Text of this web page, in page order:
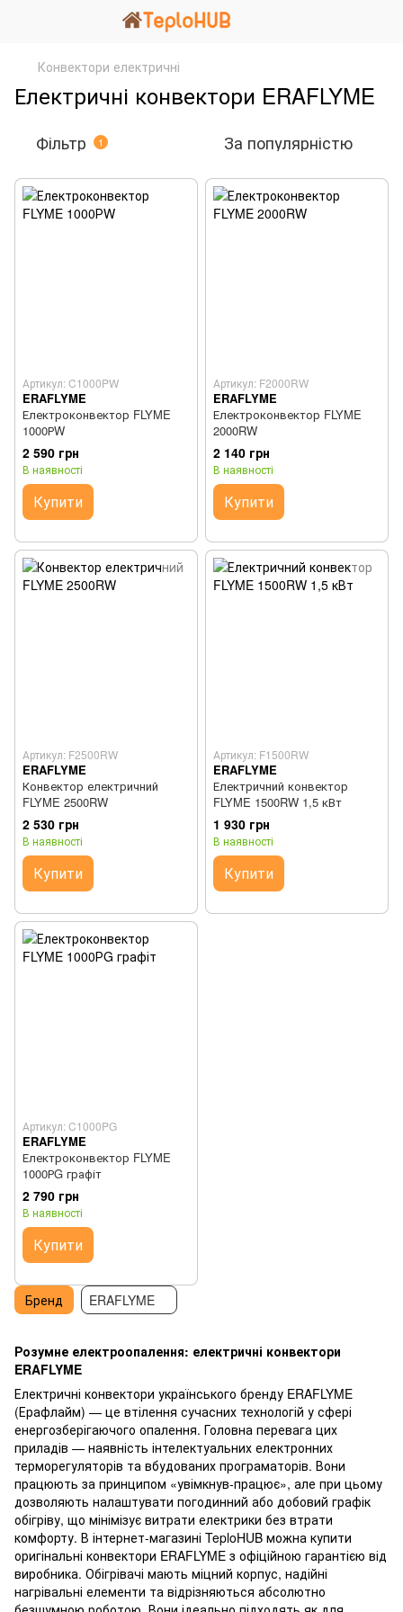
Конвектори електричні
Розумне електроопалення: електричні конвектори
ERAFLYME
Електричні конвектори українського бренду ERAFLYME
(Ерафлайм) — це втілення сучасних технологій у сфері
енергозберігаючого опалення. Головна перевага цих
приладів — наявність інтелектуальних електронних
терморегуляторів та вбудованих програматорів. Вони
працюють за принципом «увімкнув-працює», але при цьому
дозволяють налаштувати погодинний або добовий графік
обігріву, що мінімізує витрати електрики без втрати
комфорту. В інтернет-магазині TeploHUB можна купити
оригінальні конвектори ERAFLYME з офіційною гарантією від
виробника. Обігрівачі мають міцний корпус, надійні
нагрівальні елементи та відрізняються абсолютно
Електричні конвектори ERAFLYME
Фільтр 1 За популярністю
Артикул: C1000PW
ERAFLYME
Електроконвектор FLYME
1000РW
2 590 грн
В наявності
Купити
Артикул: F2000RW
ERAFLYME
Електроконвектор FLYME
2000RW
2 140 грн
В наявності
Купити
Артикул: F2500RW
ERAFLYME
Конвектор електричний
FLYME 2500RW
2 530 грн
В наявності
Купити
Артикул: F1500RW
ERAFLYME
Електричний конвектор
FLYME 1500RW 1,5 кВт
1 930 грн
В наявності
Купити
Артикул: C1000PG
ERAFLYME
Електроконвектор FLYME
1000РG графіт
2 790 грн
В наявності
Купити
Бренд ERAFLYME